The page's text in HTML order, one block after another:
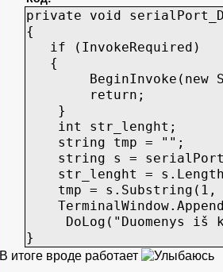
private void
{
if (InvokeRequired)
{
BeginInvoke(new
return;
}
int str_lenght;
string tmp = "";
string s =
str_lenght =
tmp = s.Substring(1,
DoLog("Duomenys iš
}
В итоге вроде работает